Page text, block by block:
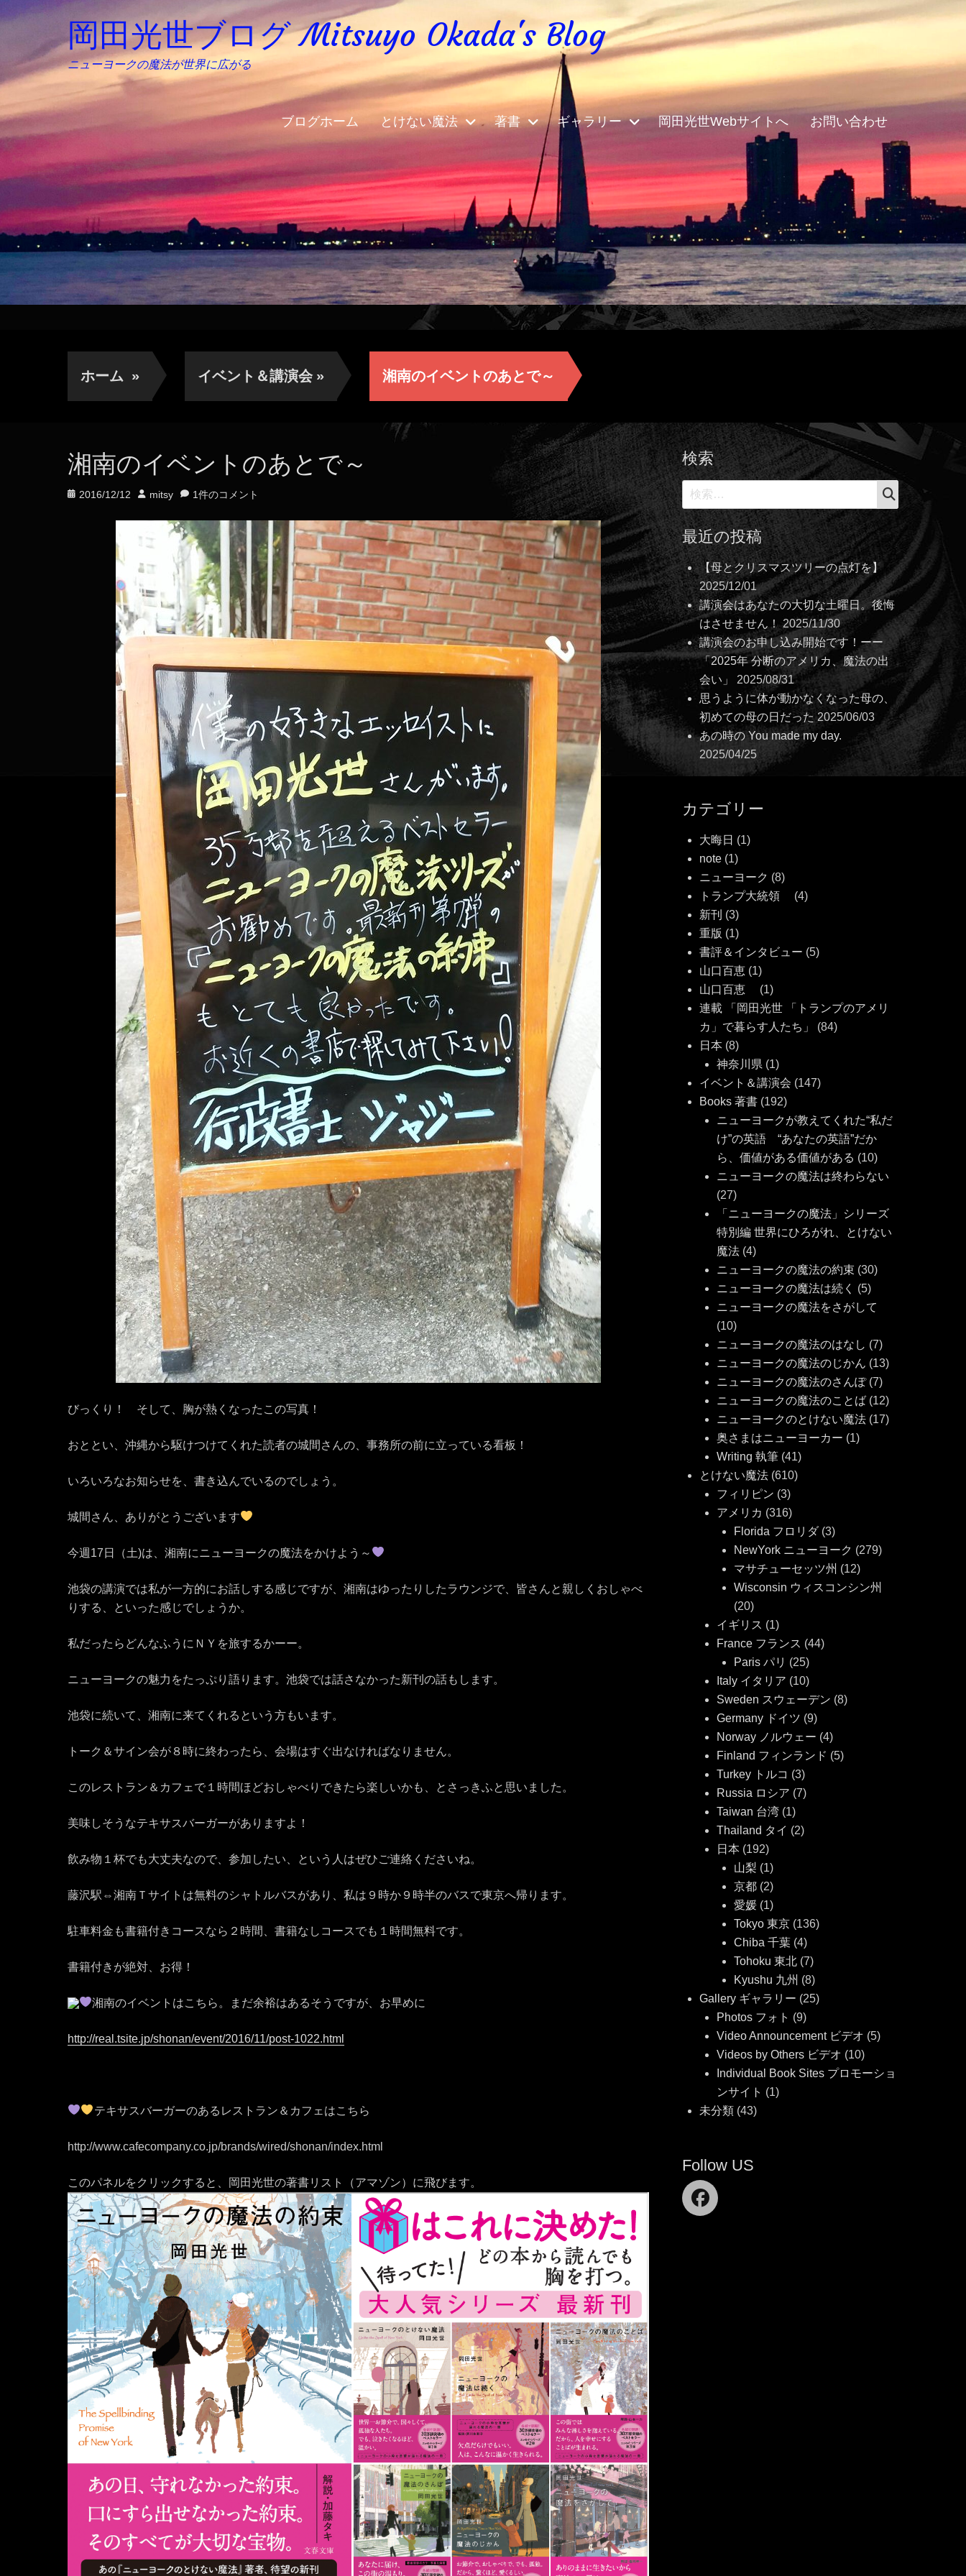
岡田光世ブログ Mitsuyo Okada's Blog
ニューヨークの魔法が世界に広がる
ブログホーム とけない魔法 著書 ギャラリー 岡田光世Webサイトへ お問い合わせ
ホーム » イベント＆講演会 » 湘南のイベントのあとで～
湘南のイベントのあとで～
投 2016/12/12
投 mitsy 1件のコメント
びっくり！ そして、胸が熱くなったこの写真！
おととい、沖縄から駆けつけてくれた読者の城間さんの、事務所の前に立っている看板！
いろいろなお知らせを、書き込んでいるのでしょう。
城間さん、ありがとうございます
今週17 日（土)は、湘南にニューヨークの魔法をかけよう～
池袋の講演では私が一方的にお話しする感じですが、湘南はゆったりしたラウンジで、皆さんと親しくおしゃべ
りする、といった感じでしょうか。
私だったらどんなふうに ＮＹを旅するかーー。
ニューヨークの魅力をたっぷり語ります。池袋では話さなかった新刊の話もします。
池袋に続いて、湘南に来てくれるという方もいます。
トーク＆サイン会が８時に終わったら、会場はすぐ出なければなりません。
このレストラン＆カフェで１時間ほどおしゃべりできたら楽しいかも、とさっ きふと思いました。
美味しそうなテキサスバーガーがあり ますよ！
飲み物１杯でも大丈夫なので、参加したい、と いう人はぜひご連絡くださいね。
藤沢駅⇔湘南Ｔサイトは無料のシャトルバスがあり、私は９時か９時半のバスで東京へ帰ります。
駐車料金も書籍付きコースなら２時間、書籍なしコースでも１時間無料です。
書籍付きが絶対、お得 ！
湘南のイベントはこちら。まだ余裕はあるそうですが、お早めに
http://real.tsite.jp/shonan/event/2016/11/post-1022.html
テキサスバーガーのあるレストラン＆カフェはこちら
http://www.cafecompany.co.jp/brands/wired/shonan/index.html
このパネルをクリックすると、岡田光世の著書リスト（アマゾン）に飛びます。
検索
検
索:
検
最近の投稿
【母とクリスマスツリーの点灯を】
2025/12/01
講演会はあなたの大切な土曜日。後悔
はさせません！ 2025/11/30
講演会のお申し込み開始です！ーー
「2025年 分断のアメリカ、魔法の出
会い」
2025/08/31
思うように体が動かなくなった母の、
初めての母の日だった 2025/06/03
あの時の You made my day.
2025/04/25
カテゴリー
大晦日 (1)
note (1)
ニューヨーク (8)
トランプ大統領
(4)
新刊 (3)
重版 (1)
書評＆インタビュー (5)
山口百恵 (1)
山口百恵
(1)
連載 「岡田光世 「トランプのアメリ
カ」で暮らす人たち」
(84)
日本 (8)
神奈川県 (1)
イベント＆講演会 (147)
Books 著書 (192)
ニューヨークが教えてくれた“私だ
け”の英語 “あなたの英語”だか
ら、価値がある価値がある (10)
ニューヨークの魔法は終わらない
(27)
「ニューヨークの魔法」シリーズ
特別編 世界にひろがれ、とけない
魔法 (4)
ニューヨークの魔法の約束 (30)
ニューヨークの魔法は続く
(5)
ニューヨークの魔法をさがして
(10)
ニューヨークの魔法のはなし (7)
ニューヨークの魔法のじかん (13)
ニューヨークの魔法のさんぽ(7)
ニューヨークの魔法のことば (12)
ニューヨークのとけない魔法 (17)
奥さまはニューヨーカー (1)
Writing 執筆 (41)
とけない魔法 (610)
フィリピン (3)
アメリカ (316)
Florida フロリダ(3)
NewYork ニューヨーク (279)
マサチューセッツ州 (12)
Wisconsin ウィスコンシン州
(20)
イギリス (1)
France フランス (44)
Paris パリ (25)
Italy イタリア (10)
Sweden スウェーデン (8)
Germany ドイツ (9)
Norway ノルウェー (4)
Finland フィンランド (5)
Turkey トルコ (3)
Russia ロシア (7)
Taiwan 台湾 (1)
Thailand タイ (2)
日本 (192)
山梨 (1)
京都 (2)
愛媛 (1)
Tokyo 東京 (136)
Chiba 千葉 (4)
Tohoku 東北 (7)
Kyushu 九州 (8)
Gallery ギャラリー (25)
Photos フォト (9)
Video Announcement ビデオ (5)
Videos by Others ビデオ (10)
Individual Book Sites プロモーショ
ンサイト (1)
未分類 (43)
Follow US
Facebook